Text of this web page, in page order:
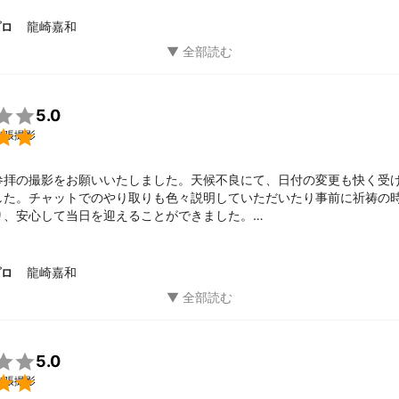
龍崎嘉和
5.0
張撮影
の撮影をお願いいたしました。天候不良にて、日付の変更も快く受
。チャットでのやり取りも色々説明していただいたり事前に祈祷の
安心して当日を迎えることができました。
で、残していただけました。
龍崎嘉和
5.0
張撮影